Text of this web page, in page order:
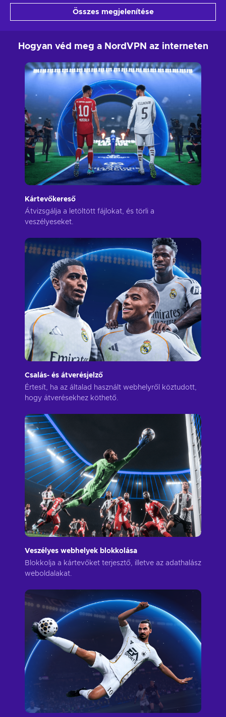
Összes megjelenítése
Hogyan véd meg a NordVPN az interneten
Kártevőkereső
Átvizsgálja a letöltött fájlokat, és törli a
veszélyeseket.
Csalás- és átverésjelző
Értesít, ha az általad használt webhelyről köztudott,
hogy átverésekhez köthető.
Veszélyes webhelyek blokkolása
Blokkolja a kártevőket terjesztő, illetve az adathalász
weboldalakat.